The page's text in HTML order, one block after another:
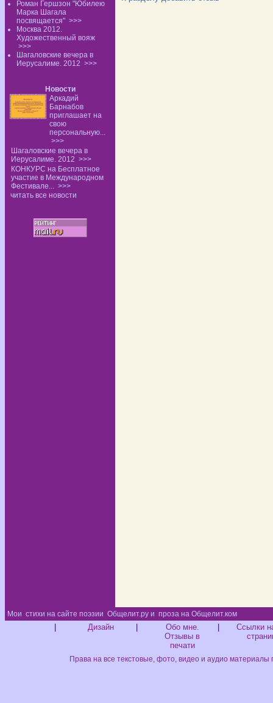
Роман Гершзон "Юбилею
Марка Шагала
посвящается" >>>
Москва 2012.
Художественный вояж
>>>
Шагаловские вечера в
Иерусалиме. 2012 >>>
Новости
Аркадий
Барнабов
приглашает на
свою
персональную...
>>>
Шагаловские вечера в
Иерусалиме. 2012 >>>
КОНКУРС на Бесплатное
участие в Международном
Фестивале... >>>
читать все новости
Мои стихи на сайте поэзии Общелит.ру и проза на Общелит.ком
Дизайн
Обо мне.
Отзывы в
печати
Ссылки
Права на все текстовые, фото, видео и аудио